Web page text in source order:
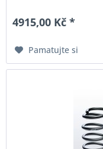
4915,00 Kč *
Pamatujte si